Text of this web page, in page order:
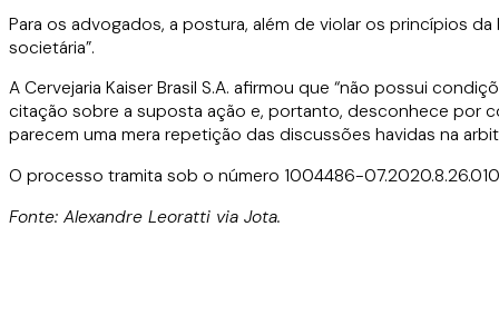
Para os advogados, a postura, além de violar os princípios
societária”.
A Cervejaria Kaiser Brasil S.A. afirmou que “não possui
citação sobre a suposta ação e, portanto, desconhece por
parecem uma mera repetição das discussões havidas na
O processo tramita sob o número 1004486-
Fonte: Alexandre Leoratti via Jota.